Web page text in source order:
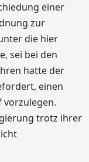
einer
zur
die hier
sei bei den
hatte der
einen
trotz ihrer